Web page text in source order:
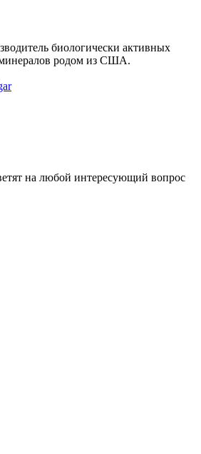
биологически активных
родом из США.
на любой интересующий вопрос